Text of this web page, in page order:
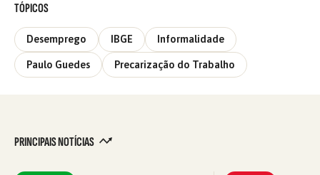
TÓPICOS
Desemprego IBGE Informalidade
Paulo Guedes Precarização do Trabalho
PRINCIPAIS NOTÍCIAS